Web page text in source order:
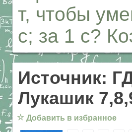
т, чтобы
с; за 1 с?
Источник:
Лукашик
☆ Добавить в избранное